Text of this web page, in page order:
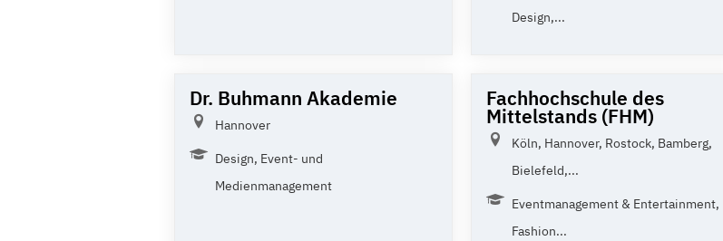
Design,...
Dr. Buhmann Akademie
Hannover
Design, Event- und
Medienmanagement
Fachhochschule des
Mittelstands (FHM)
Köln, Hannover, Rostock, Bamberg,
Bielefeld,...
Eventmanagement & Entertainment,
Fashion...